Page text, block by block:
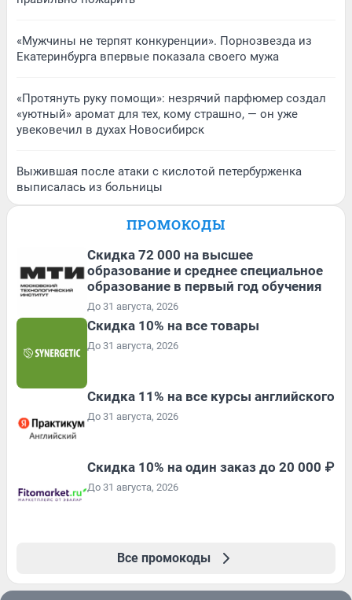
«Мужчины не терпят конкуренции». Порнозвезда из
Екатеринбурга впервые показала своего мужа
«Протянуть руку помощи»: незрячий парфюмер создал
«уютный» аромат для тех, кому страшно, — он уже
увековечил в духах Новосибирск
Выжившая после атаки с кислотой петербурженка
выписалась из больницы
ПРОМОКОДЫ
Скидка 72 000 на высшее
образование и среднее специальное
образование в первый год обучения
До 31 августа, 2026
Скидка 10% на все товары
До 31 августа, 2026
Скидка 11% на все курсы английского
До 31 августа, 2026
Скидка 10% на один заказ до 20 000 ₽
До 31 августа, 2026
Все промокоды